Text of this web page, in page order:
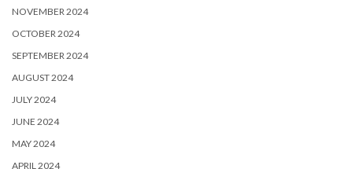
NOVEMBER 2024
OCTOBER 2024
SEPTEMBER 2024
AUGUST 2024
JULY 2024
JUNE 2024
MAY 2024
APRIL 2024